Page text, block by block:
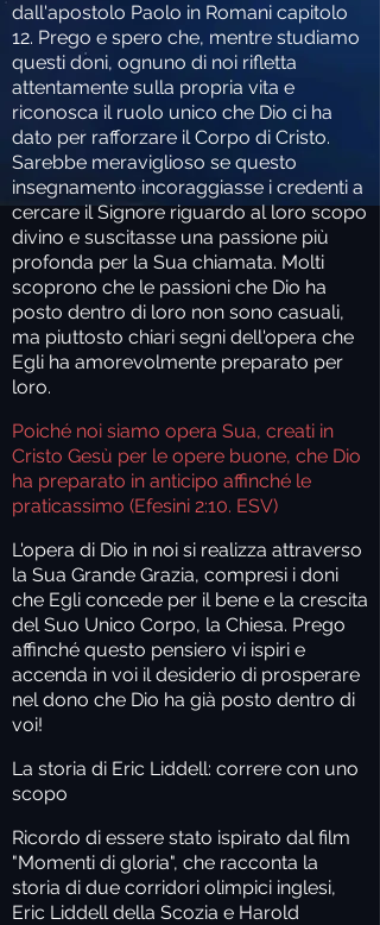
dall'apostolo Paolo in Romani capitolo
12. Prego e spero che, mentre studiamo
questi doni, ognuno di noi rifletta
attentamente sulla propria vita e
riconosca il ruolo unico che Dio ci ha
dato per rafforzare il Corpo di Cristo.
Sarebbe meraviglioso se questo
insegnamento incoraggiasse i credenti a
cercare il Signore riguardo al loro scopo
divino e suscitasse una passione più
profonda per la Sua chiamata. Molti
scoprono che le passioni che Dio ha
posto dentro di loro non sono casuali,
ma piuttosto chiari segni dell'opera che
Egli ha amorevolmente preparato per
loro.
Poiché noi siamo opera Sua, creati in
Cristo Gesù per le opere buone, che Dio
ha preparato in anticipo affinché le
praticassimo (Efesini 2:10. ESV)
L'opera di Dio in noi si realizza attraverso
la Sua Grande Grazia, compresi i doni
che Egli concede per il bene e la crescita
del Suo Unico Corpo, la Chiesa. Prego
affinché questo pensiero vi ispiri e
accenda in voi il desiderio di prosperare
nel dono che Dio ha già posto dentro di
voi!
La storia di Eric Liddell: correre con uno
scopo
Ricordo di essere stato ispirato dal film
"Momenti di gloria", che racconta la
storia di due corridori olimpici inglesi,
Eric Liddell della Scozia e Harold